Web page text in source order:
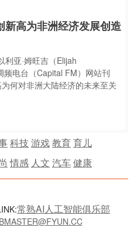
高为非洲经济发展创造
亚·姆旺吉（Elijah
电台（Capital FM）网站刊
何对非洲大陆经济的未来至关
科技游戏教育育儿
情感 人文 汽车健康
常熟AI人工智能俱乐部